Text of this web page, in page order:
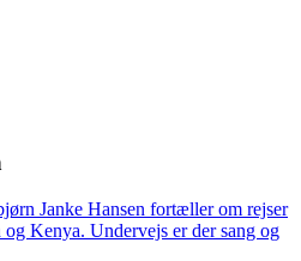
Janke Hansen fortæller om rejser
Kenya. Undervejs er der sang og